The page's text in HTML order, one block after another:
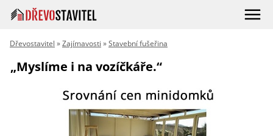
Dřevostavitel »Zajímavosti »Stavební fušeřina
„Myslíme i na vozíčkáře.“